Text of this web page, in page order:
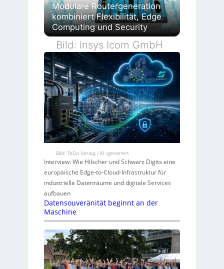
Modulare Routergeneration
kombiniert Flexibilität, Edge
Computing und Security
Bild: Insys Icom GmbH
Bild: TeDo Verlag / KI-generiert
Interview: Wie Hilscher und Schwarz Digits eine
europäische Edge-to-Cloud-Infrastruktur für
industrielle Datenräume und digitale Services
aufbauen
Datensouveränität beginnt an der
Maschine